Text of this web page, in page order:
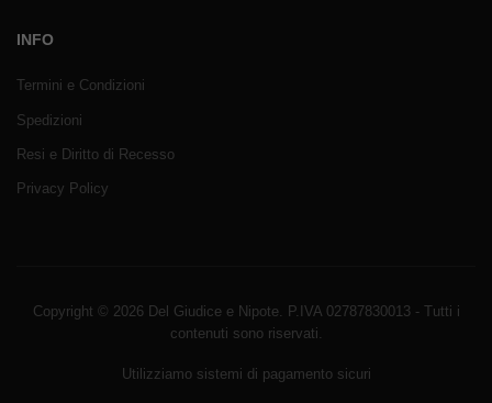
INFO
Termini e Condizioni
Spedizioni
Resi e Diritto di Recesso
Privacy Policy
Copyright © 2026 Del Giudice e Nipote. P.IVA 02787830013 - Tutti i
contenuti sono riservati.
Utilizziamo sistemi di pagamento sicuri